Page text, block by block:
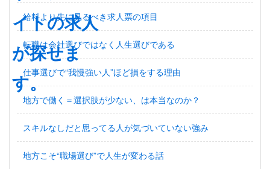
給料より先に見るべき求人票の項目
転職は会社選びではなく人生選びである
仕事選びで“我慢強い人”ほど損をする理由
地方で働く＝選択肢が少ない、は本当なのか？
スキルなしだと思ってる人が気づいていない強み
地方こそ“職場選び”で人生が変わる話